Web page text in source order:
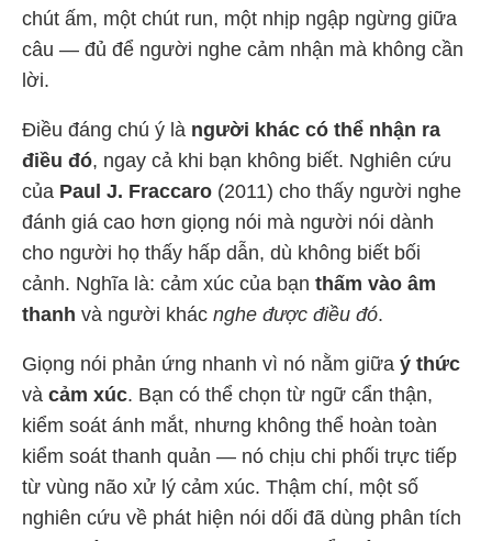
chút ấm, một chút run, một nhịp ngập ngừng giữa
câu — đủ để người nghe cảm nhận mà không cần
lời.
Điều đáng chú ý là người khác có thể nhận ra
điều đó, ngay cả khi bạn không biết. Nghiên cứu
của Paul J. Fraccaro (2011) cho thấy người nghe
đánh giá cao hơn giọng nói mà người nói dành
cho người họ thấy hấp dẫn, dù không biết bối
cảnh. Nghĩa là: cảm xúc của bạn thấm vào âm
thanh và người khác nghe được điều đó.
Giọng nói phản ứng nhanh vì nó nằm giữa ý thức
và cảm xúc. Bạn có thể chọn từ ngữ cẩn thận,
kiểm soát ánh mắt, nhưng không thể hoàn toàn
kiểm soát thanh quản — nó chịu chi phối trực tiếp
từ vùng não xử lý cảm xúc. Thậm chí, một số
nghiên cứu về phát hiện nói dối đã dùng phân tích